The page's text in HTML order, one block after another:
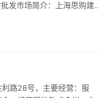
路28号，主要经营：服